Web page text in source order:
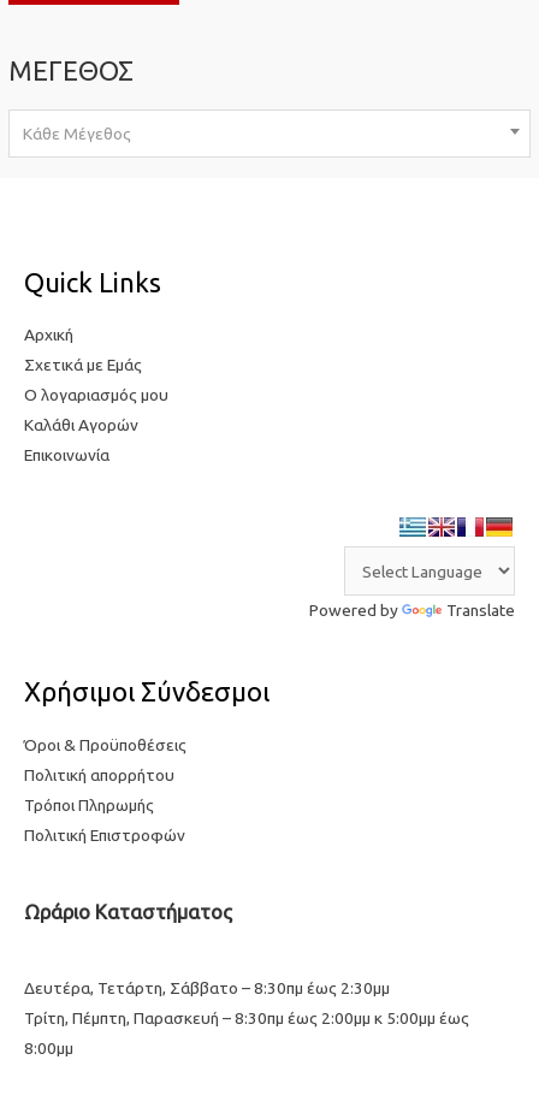
ΜΕΓΕΘΟΣ
Κάθε Μέγεθος
Quick Links
Αρχική
Σχετικά με Εμάς
Ο λογαριασμός μου
Καλάθι Αγορών
Επικοινωνία
Powered by Translate
Χρήσιμοι Σύνδεσμοι
Όροι & Προϋποθέσεις
Πολιτική απορρήτου
Τρόποι Πληρωμής
Πολιτική Επιστροφών
Ωράριο Καταστήματος
Δευτέρα, Τετάρτη, Σάββατο – 8:30πμ έως 2:30μμ
Τρίτη, Πέμπτη, Παρασκευή – 8:30πμ έως 2:00μμ κ 5:00μμ έως
8:00μμ